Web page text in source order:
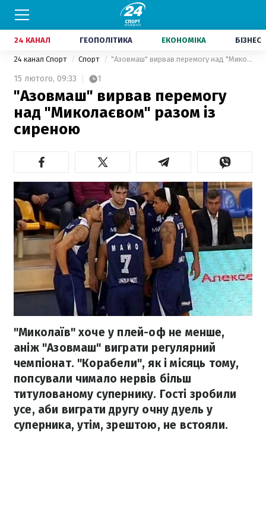
24 КАНАЛ ГЕОПОЛІТИКА ЕКОНОМІКА БІЗНЕС
24 канал Спорт Спорт "Азовмаш" вирвав перемогу над "Миколаєвом" разом із сиреною
15 лютого, 09:33 1
"Азовмаш" вирвав перемогу
над "Миколаєвом" разом із
сиреною
"Миколаїв" хоче у плей-оф не менше,
аніж "Азовмаш" виграти регулярний
чемпіонат. "Корабели", як і місяць тому,
попсували чимало нервів більш
титулованому супернику. Гості зробили
усе, аби виграти другу очну дуель у
суперника, утім, зрештою, не встояли.